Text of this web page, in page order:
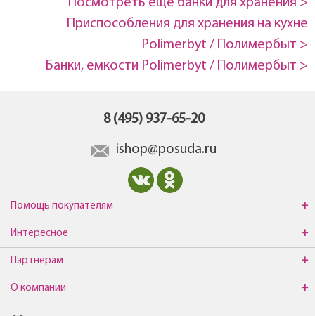
Посмотреть еще банки для хранения >
Приспособления для хранения на кухне
Polimerbyt / Полимербыт >
Банки, емкости Polimerbyt / Полимербыт >
8 (495) 937-65-20
ishop@posuda.ru
Помощь покупателям
Интересное
Партнерам
О компании